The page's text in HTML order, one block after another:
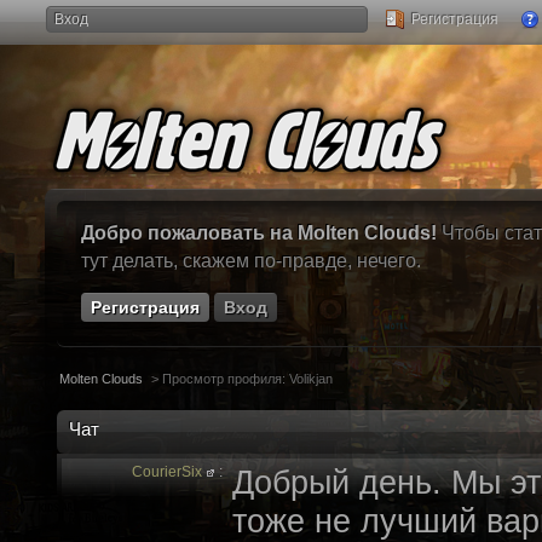
Вход Регистрация
Добро пожаловать на Molten Clouds! Чтобы
тут делать, скажем по-правде, нечего.
Регистрация Вход
Molten Clouds > Просмотр профиля: Volikjan
Чат
CourierSix : Добрый день. Мы
тоже не лучший